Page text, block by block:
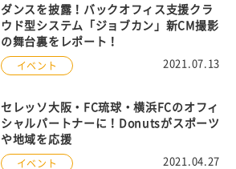
イベント 2021.07.13
ダンスを披露！バックオフィス支援クラ
ウド型システム「ジョブカン」新CM撮影
の舞台裏をレポート！
イベント 2021.04.27
セレッソ大阪・FC琉球・横浜FCのオフィ
シャルパートナーに！Donutsがスポーツ
や地域を応援